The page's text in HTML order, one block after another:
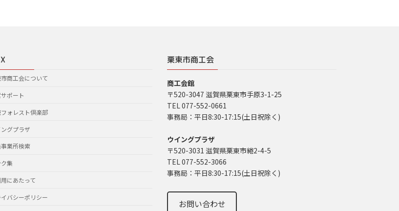
商工会について
ポート
ォレスト倶楽部
ングプラザ
業所検索
ク集
用にあたって
バシーポリシー
栗東市商工会
商工会館
〒520-3047 滋賀県栗東市手原3-1-25
TEL 077-552-0661
事務局：平日8:30-17:15(土日祝除く)
ウイングプラザ
〒520-3031 滋賀県栗東市綣2-4-5
TEL 077-552-3066
事務局：平日8:30-17:15(土日祝除く)
お問い合わせ